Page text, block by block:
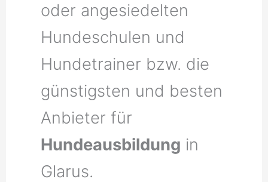
oder angesiedelten
Hundeschulen und
Hundetrainer bzw. die
günstigsten und besten
Anbieter für
Hundeausbildung in
Glarus.